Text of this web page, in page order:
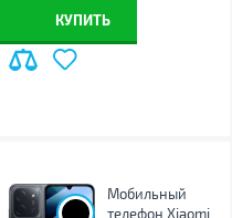
КУПИТЬ
Мобильный
телефон Xiaomi